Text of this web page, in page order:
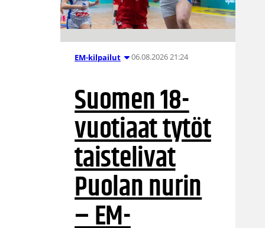
EM-kilpailut 06.08.2026 21:24
Suomen 18-
vuotiaat tytöt
taistelivat
Puolan nurin
– EM-